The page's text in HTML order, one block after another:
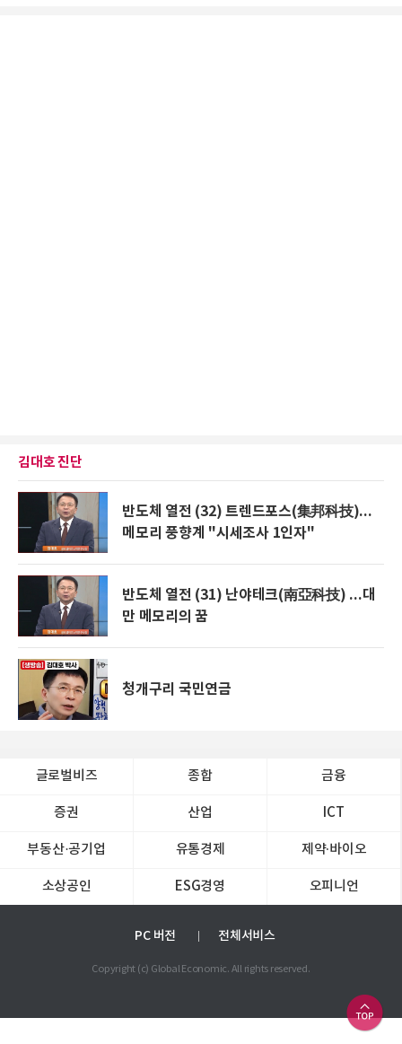
김대호 진단
반도체 열전 (32) 트렌드포스(集邦科技)...
메모리 풍향계 "시세조사 1인자"
반도체 열전 (31) 난야테크(南亞科技) ...대
만 메모리의 꿈
청개구리 국민연금
글로벌비즈 종합 금융
증권 산업 ICT
부동산·공기업 유통경제 제약∙바이오
소상공인 ESG경영 오피니언
PC 버전 전체서비스
Copyright (c) Global Economic. All rights reserved.